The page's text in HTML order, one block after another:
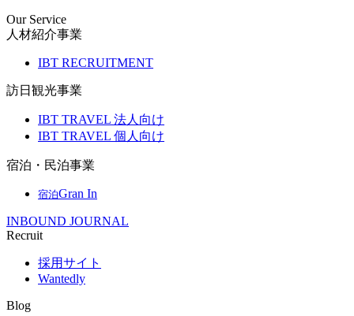
Our Service
人材紹介事業
IBT RECRUITMENT
訪日観光事業
IBT TRAVEL 法人向け
IBT TRAVEL 個人向け
宿泊・民泊事業
宿泊Gran In
INBOUND JOURNAL
Recruit
採用サイト
Wantedly
Blog